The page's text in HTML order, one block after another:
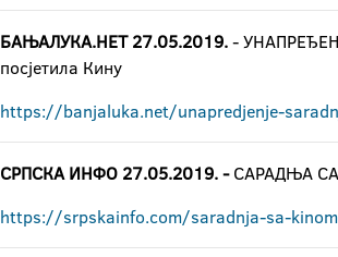
БАЊАЛУКА.НЕТ 27.05.2019.-
посјетила Кину
https://banjaluka.net/unapredjenje-
СРПСКА ИНФО 27.05.2019. -САРАДЊА
https://srpskainfo.com/saradnja-sa-